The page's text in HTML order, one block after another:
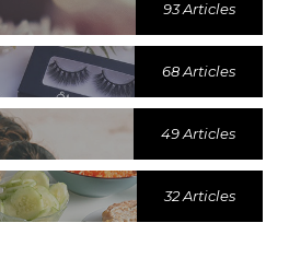
93 Articles
68 Articles
49 Articles
32 Articles